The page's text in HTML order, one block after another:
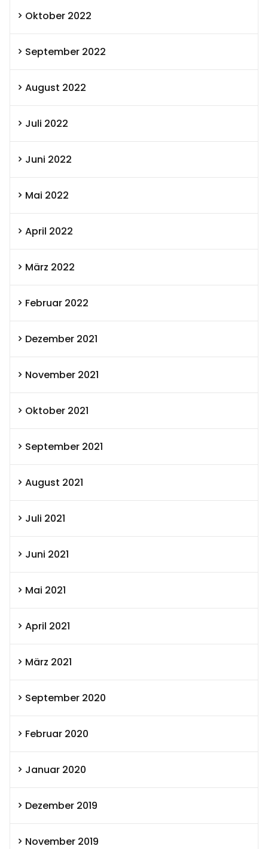
Oktober 2022
September 2022
August 2022
Juli 2022
Juni 2022
Mai 2022
April 2022
März 2022
Februar 2022
Dezember 2021
November 2021
Oktober 2021
September 2021
August 2021
Juli 2021
Juni 2021
Mai 2021
April 2021
März 2021
September 2020
Februar 2020
Januar 2020
Dezember 2019
November 2019